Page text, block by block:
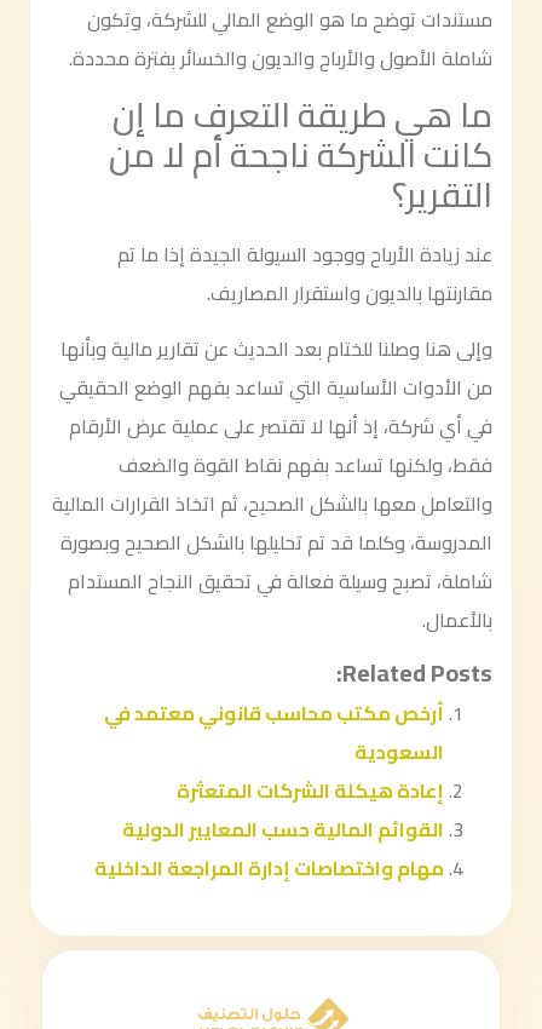
مستندات توضح ما هو الوضع المالي للشركة، وتكون
شاملة الأصول والأرباح والديون والخسائر بفترة محددة.
ما هي طريقة التعرف ما إن
كانت الشركة ناجحة أم لا من
التقرير؟
عند زيادة الأرباح ووجود السيولة الجيدة إذا ما تم
مقارنتها بالديون واستقرار المصاريف.
وإلى هنا وصلنا للختام بعد الحديث عن تقارير مالية وبأنها
من الأدوات الأساسية التي تساعد بفهم الوضع الحقيقي
في أي شركة، إذ أنها لا تقتصر على عملية عرض الأرقام
فقط، ولكنها تساعد بفهم نقاط القوة والضعف
والتعامل معها بالشكل الصحيح، ثم اتخاذ القرارات المالية
المدروسة، وكلما قد تم تحليلها بالشكل الصحيح وبصورة
شاملة، تصبح وسيلة فعالة في تحقيق النجاح المستدام
بالأعمال.
Related Posts:
أرخص مكتب محاسب قانوني معتمد في
السعودية
إعادة هيكلة الشركات المتعثرة
القوائم المالية حسب المعايير الدولية
مهام واختصاصات إدارة المراجعة الداخلية